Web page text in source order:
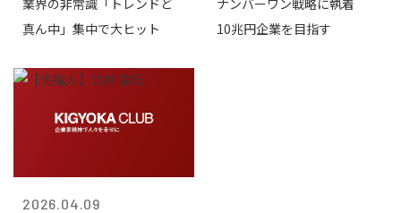
長 柚木 治 ...
業界の非常識「トレンドど
真ん中」集中で大ヒット
社長グループ...
ナンバーワン戦略に執着
10兆円企業を目指す
2026.04.09